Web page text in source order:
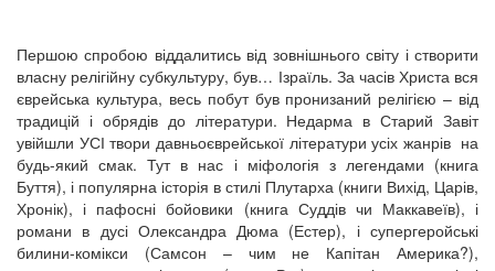
Першою спробою віддалитись від зовнішнього світу і створити
власну релігійну субкультуру, був… Ізраїль. За часів Христа вся
єврейська культура, весь побут був пронизаний релігією – від
традицій і обрядів до літератури. Недарма в Старий Завіт
увійшли УСІ твори давньоєврейської літератури усіх жанрів на
будь-який смак. Тут в нас і міфологія з легендами (книга
Буття), і популярна історія в стилі Плутарха (книги Вихід, Царів,
Хронік), і пафосні бойовики (книга Суддів чи Маккавеїв), і
романи в дусі Олександра Дюма (Естер), і супергеройські
билини-комікси (Самсон – чим не Капітан Америка?),